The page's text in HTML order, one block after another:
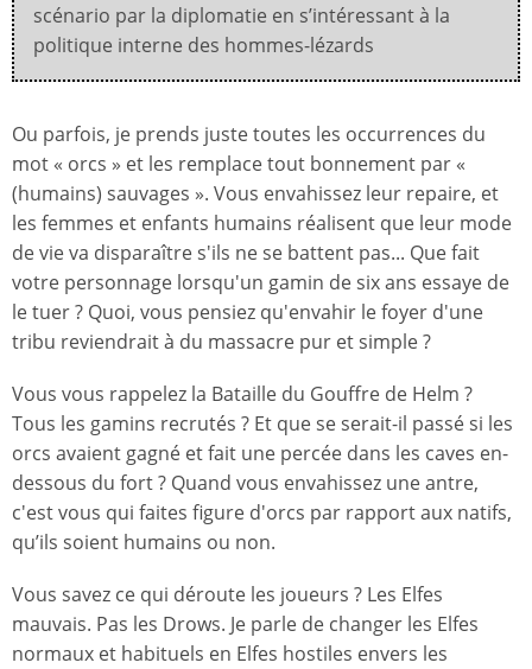
scénario par la diplomatie en s’intéressant à la
politique interne des hommes-lézards
Ou parfois, je prends juste toutes les occurrences du
mot « orcs » et les remplace tout bonnement par «
(humains) sauvages ». Vous envahissez leur repaire, et
les femmes et enfants humains réalisent que leur mode
de vie va disparaître s'ils ne se battent pas... Que fait
votre personnage lorsqu'un gamin de six ans essaye de
le tuer ? Quoi, vous pensiez qu'envahir le foyer d'une
tribu reviendrait à du massacre pur et simple ?
Vous vous rappelez la Bataille du Gouffre de Helm ?
Tous les gamins recrutés ? Et que se serait-il passé si les
orcs avaient gagné et fait une percée dans les caves en-
dessous du fort ? Quand vous envahissez une antre,
c'est vous qui faites figure d'orcs par rapport aux natifs,
qu’ils soient humains ou non.
Vous savez ce qui déroute les joueurs ? Les Elfes
mauvais. Pas les Drows. Je parle de changer les Elfes
normaux et habituels en Elfes hostiles envers les